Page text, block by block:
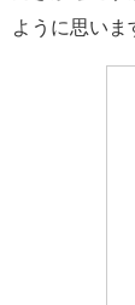
ように思いま